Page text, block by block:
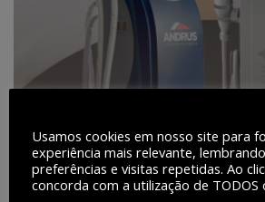
Usamos cookies em nosso site para
experiência mais relevante,
preferências e visitas repetidas. Ao
concorda com a utilização de TODOS